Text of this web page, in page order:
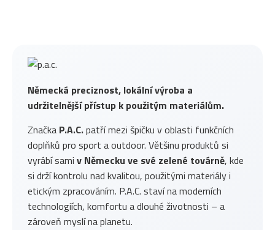
Německá preciznost, lokální výroba a
udržitelnější přístup k použitým materiálům.
Značka P.A.C.patří mezi špičku v oblasti funkčních
doplňků pro sport a outdoor. Většinu produktů si
vyrábí sami v Německu ve své zelené továrně, kde
si drží kontrolu nad kvalitou, použitými materiály i
etickým zpracováním. P.A.C. staví na moderních
technologiích, komfortu a dlouhé životnosti – a
zároveň myslí na planetu.